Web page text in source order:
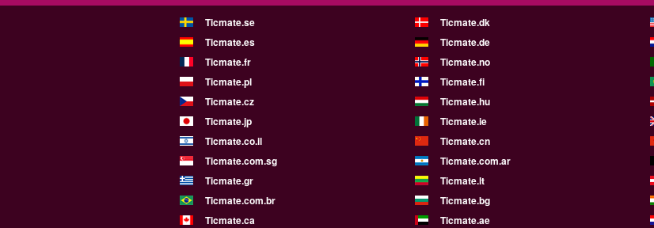
Ticmate.se Ticmate.dk
Ticmate.es
Ticmate.de
Ticmate.fr
Ticmate.no
Ticmate.pl
Ticmate.fi
Ticmate.cz
Ticmate.hu
Ticmate.jp
Ticmate.ie
Ticmate.co.il
Ticmate.cn
Ticmate.com.sg
Ticmate.com.ar
Ticmate.gr
Ticmate.lt
Ticmate.com.br
Ticmate.bg
Ticmate.ca
Ticmate.ae